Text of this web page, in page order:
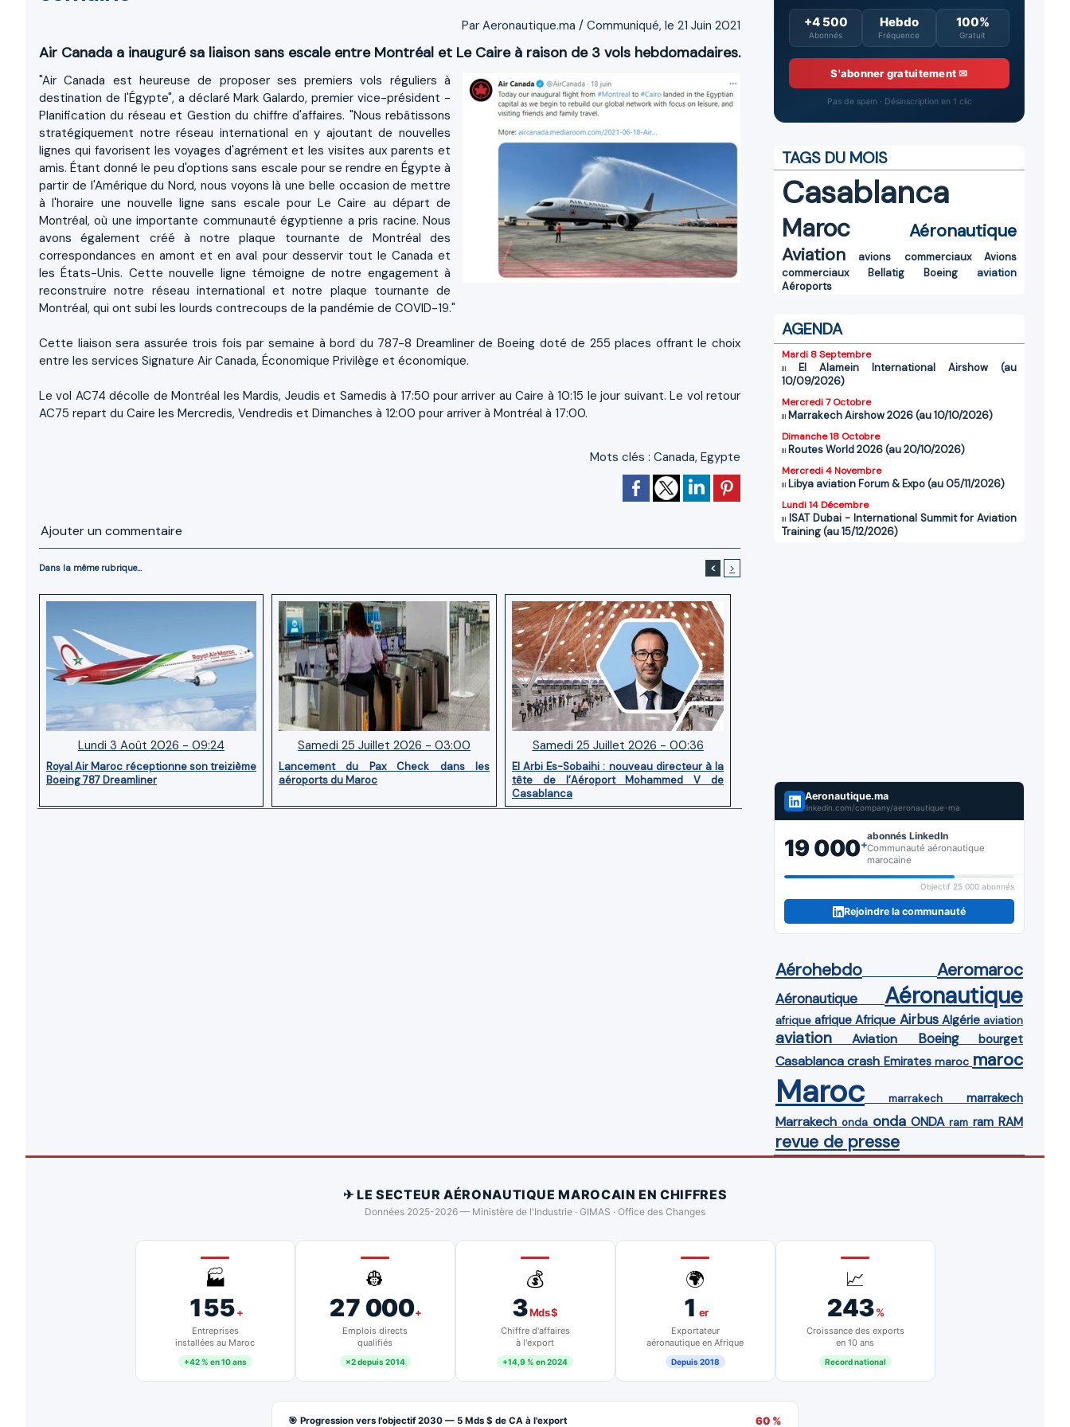
Par Aeronautique.ma / Communiqué, le 21 Juin 2021
Air Canada a inauguré sa liaison sans escale entre Montréal et Le Caire à raison de 3 vols hebdomadaires.
"Air Canada est heureuse de proposer ses premiers vols réguliers à
destination de l'Égypte", a déclaré Mark Galardo, premier vice-président -
Planification du réseau et Gestion du chiffre d'affaires. "Nous rebâtissons
stratégiquement notre réseau international en y ajoutant de nouvelles
lignes qui favorisent les voyages d'agrément et les visites aux parents et
amis. Étant donné le peu d'options sans escale pour se rendre en Égypte à
partir de l'Amérique du Nord, nous voyons là une belle occasion de mettre
à l'horaire une nouvelle ligne sans escale pour Le Caire au départ de
Montréal, où une importante communauté égyptienne a pris racine. Nous
avons également créé à notre plaque tournante de Montréal des
correspondances en amont et en aval pour desservir tout le Canada et
les États-Unis. Cette nouvelle ligne témoigne de notre engagement à
reconstruire notre réseau international et notre plaque tournante de
Montréal, qui ont subi les lourds contrecoups de la pandémie de COVID-19."
Cette liaison sera assurée trois fois par semaine à bord du 787-8 Dreamliner de Boeing doté de 255 places offrant le choix
entre les services Signature Air Canada, Économique Privilège et économique.
Le vol AC74 décolle de Montréal les Mardis, Jeudis et Samedis à 17:50 pour arriver au Caire à 10:15 le jour suivant. Le vol retour
AC75 repart du Caire les Mercredis, Vendredis et Dimanches à 12:00 pour arriver à Montréal à 17:00.
Mots clés : Canada, Egypte
Ajouter un commentaire
Dans la même rubrique... < >
Lundi 3 Août 2026 - 09:24
Royal Air Maroc réceptionne son treizième
Boeing 787 Dreamliner
Samedi 25 Juillet 2026 - 03:00
Lancement du Pax Check dans les
aéroports du Maroc
Samedi 25 Juillet 2026 - 00:36
El Arbi Es-Sobaihi : nouveau directeur à la
tête de l’Aéroport Mohammed V de
Casablanca
+4 500
Abonnés
Hebdo
Fréquence
100%
Gratuit
S'abonner gratuitement ✉
Pas de spam · Désinscription en 1 clic
TAGS DU MOIS
Casablanca
Maroc
Aéronautique
Aviation
avions commerciaux
Avions
commerciaux
Bellatig Boeing
aviation
Aéroports
AGENDA
Mardi 8 Septembre
El Alamein International Airshow (au
10/09/2026)
Mercredi 7 Octobre
Marrakech Airshow 2026 (au 10/10/2026)
Dimanche 18 Octobre
Routes World 2026 (au 20/10/2026)
Mercredi 4 Novembre
Libya aviation Forum & Expo (au 05/11/2026)
Lundi 14 Décembre
ISAT Dubai - International Summit for Aviation
Training (au 15/12/2026)
Aeronautique.ma
linkedin.com/company/aeronautique-ma
19 000+
abonnés LinkedIn
Communauté aéronautique
marocaine
Objectif 25 000 abonnés
Rejoindre la communauté
Aérohebdo Aeromaroc
Aéronautique Aéronautique
afrique afrique Afrique Airbus Algérie aviation
aviation Aviation Boeing bourget
Casablanca crash Emirates maroc maroc
Maroc marrakech marrakech
Marrakech onda onda ONDA ram ram RAM
revue de presse
✈ LE SECTEUR AÉRONAUTIQUE MAROCAIN EN CHIFFRES
Données 2025-2026 — Ministère de l'Industrie · GIMAS · Office des Changes
🏭
155+
Entreprises
installées au Maroc
+42 % en 10 ans
👷
27 000+
Emplois directs
qualifiés
×2 depuis 2014
💰
3Mds $
Chiffre d'affaires
à l'export
+14,9 % en 2024
🌍
1 er
Exportateur
aéronautique en Afrique
Depuis 2018
📈
243%
Croissance des exports
en 10 ans
Record national
🎯 Progression vers l'objectif 2030 — 5 Mds $ de CA à l'export 60 %